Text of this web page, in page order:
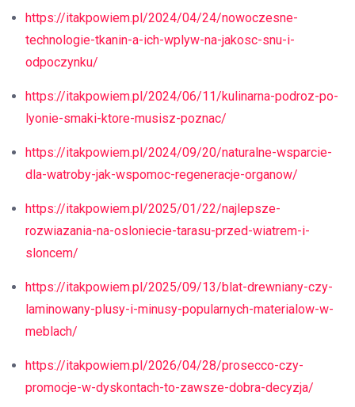
https://itakpowiem.pl/2024/04/24/nowoczesne-
technologie-tkanin-a-ich-wplyw-na-jakosc-snu-i-
odpoczynku/
https://itakpowiem.pl/2024/06/11/kulinarna-podroz-po-
lyonie-smaki-ktore-musisz-poznac/
https://itakpowiem.pl/2024/09/20/naturalne-wsparcie-
dla-watroby-jak-wspomoc-regeneracje-organow/
https://itakpowiem.pl/2025/01/22/najlepsze-
rozwiazania-na-osloniecie-tarasu-przed-wiatrem-i-
sloncem/
https://itakpowiem.pl/2025/09/13/blat-drewniany-czy-
laminowany-plusy-i-minusy-popularnych-materialow-w-
meblach/
https://itakpowiem.pl/2026/04/28/prosecco-czy-
promocje-w-dyskontach-to-zawsze-dobra-decyzja/